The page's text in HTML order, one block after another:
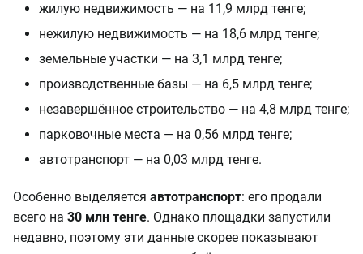
жилую недвижимость — на 11,9 млрд тенге;
нежилую недвижимость — на 18,6 млрд тенге;
земельные участки — на 3,1 млрд тенге;
производственные базы — на 6,5 млрд тенге;
незавершённое строительство — на 4,8 млрд тенге;
парковочные места — на 0,56 млрд тенге;
автотранспорт — на 0,03 млрд тенге.
Особенно выделяется автотранспорт: его продали
всего на 30 млн тенге. Однако площадки запустили
недавно, поэтому эти данные скорее показывают